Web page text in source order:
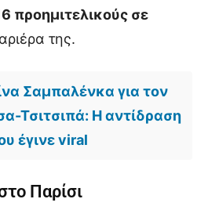
προημιτελικούς σε
της.
Σαμπαλένκα για τον
Τσιτσιπά: Η αντίδραση
έγινε viral
Παρίσι